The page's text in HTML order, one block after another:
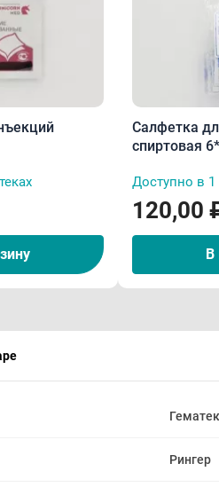
Салфетка
Доступно в 1
120,00
В
Рингер